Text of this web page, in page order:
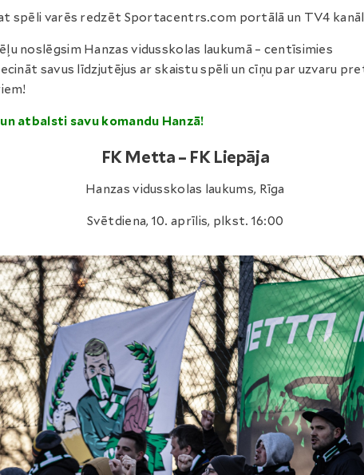
spēli varēs redzēt Sportacentrs.com portālā un TV4
noslēgsim Hanzas vidusskolas laukumā – centīsimies
savus līdzjutējus ar skaistu spēli un cīņu par uzvaru
atbalsti savu komandu Hanzā!
FK Metta – FK Liepāja
Hanzas vidusskolas laukums, Rīga
Svētdiena, 10. aprīlis, plkst. 16:00